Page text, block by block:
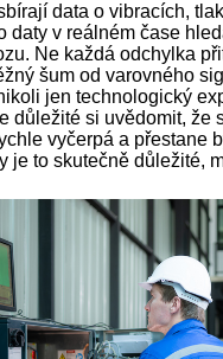
data o vibracích,
daty v reálném čase
Ne každá odchylka
šum od varovného
jen technologický
důležité si uvědomit, že
vyčerpá a přestane
je to skutečně důležité,